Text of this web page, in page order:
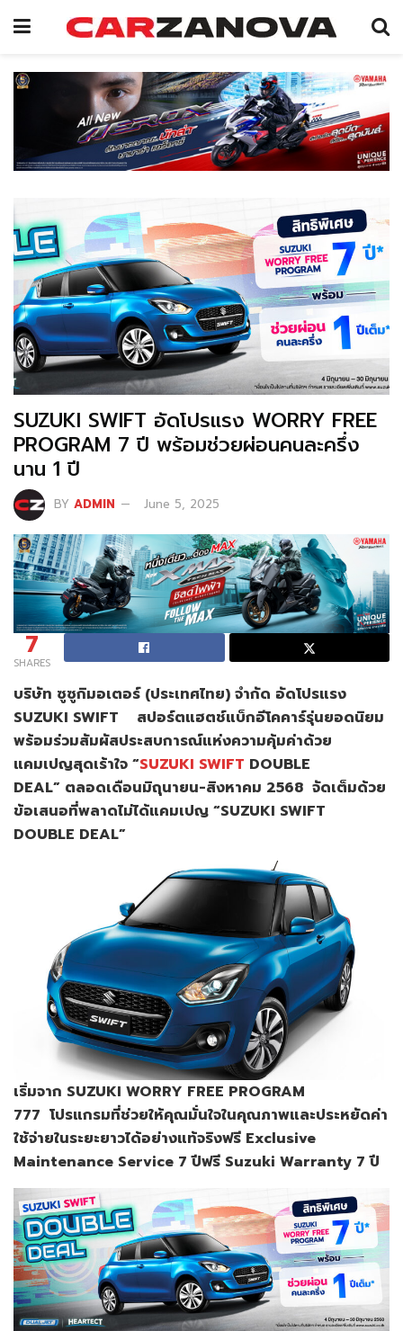
SUZUKI SWIFT อัดโปรแรง WORRY FREE
PROGRAM 7 ปี พร้อมช่วยผ่อนคนละครึ่ง
นาน 1 ปี
BY ADMIN June 5, 2025
7
SHARES
บริษัท ซูซูกิมอเตอร์ (ประเทศไทย) จำกัด อัดโปรแรง
SUZUKI SWIFT สปอร์ตแฮตช์แบ็กอีโคคาร์รุ่นยอดนิยม
พร้อมร่วมสัมผัสประสบการณ์แห่งความคุ้มค่าด้วย
แคมเปญสุดเร้าใจ “SUZUKI SWIFT DOUBLE
DEAL” ตลอดเดือนมิถุนายน-สิงหาคม 2568 จัดเต็มด้วย
ข้อเสนอที่พลาดไม่ได้แคมเปญ “SUZUKI SWIFT
DOUBLE DEAL”
เริ่มจาก SUZUKI WORRY FREE PROGRAM
777 โปรแกรมที่ช่วยให้คุณมั่นใจในคุณภาพและประหยัดค่า
ใช้จ่ายในระยะยาวได้อย่างแท้จริงฟรี Exclusive
Maintenance Service 7ปีฟรี Suzuki Warranty 7ปี